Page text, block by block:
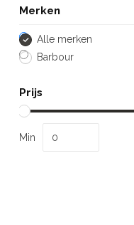
Merken
Alle merken
Barbour
Prijs
Min